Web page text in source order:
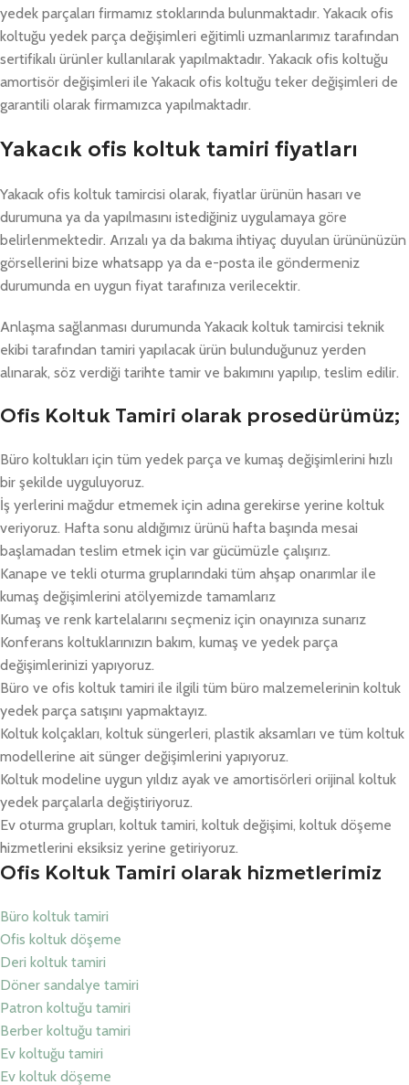
yedek parçaları firmamız stoklarında bulunmaktadır. Yakacık ofis
koltuğu yedek parça değişimleri eğitimli uzmanlarımız tarafından
sertifikalı ürünler kullanılarak yapılmaktadır. Yakacık ofis koltuğu
amortisör değişimleri ile Yakacık ofis koltuğu teker değişimleri de
garantili olarak firmamızca yapılmaktadır.
Yakacık ofis koltuk tamiri fiyatları
Yakacık ofis koltuk tamircisi olarak, fiyatlar ürünün hasarı ve
durumuna ya da yapılmasını istediğiniz uygulamaya göre
belirlenmektedir. Arızalı ya da bakıma ihtiyaç duyulan ürününüzün
görsellerini bize whatsapp ya da e-posta ile göndermeniz
durumunda en uygun fiyat tarafınıza verilecektir.
Anlaşma sağlanması durumunda Yakacık koltuk tamircisi teknik
ekibi tarafından tamiri yapılacak ürün bulunduğunuz yerden
alınarak, söz verdiği tarihte tamir ve bakımını yapılıp, teslim edilir.
Ofis Koltuk Tamiri olarak prosedürümüz;
Büro koltukları için tüm yedek parça ve kumaş değişimlerini hızlı
bir şekilde uyguluyoruz.
İş yerlerini mağdur etmemek için adına gerekirse yerine koltuk
veriyoruz. Hafta sonu aldığımız ürünü hafta başında mesai
başlamadan teslim etmek için var gücümüzle çalışırız.
Kanape ve tekli oturma gruplarındaki tüm ahşap onarımlar ile
kumaş değişimlerini atölyemizde tamamlarız
Kumaş ve renk kartelalarını seçmeniz için onayınıza sunarız
Konferans koltuklarınızın bakım, kumaş ve yedek parça
değişimlerinizi yapıyoruz.
Büro ve ofis koltuk tamiri ile ilgili tüm büro malzemelerinin koltuk
yedek parça satışını yapmaktayız.
Koltuk kolçakları, koltuk süngerleri, plastik aksamları ve tüm koltuk
modellerine ait sünger değişimlerini yapıyoruz.
Koltuk modeline uygun yıldız ayak ve amortisörleri orijinal koltuk
yedek parçalarla değiştiriyoruz.
Ev oturma grupları, koltuk tamiri, koltuk değişimi, koltuk döşeme
hizmetlerini eksiksiz yerine getiriyoruz.
Ofis Koltuk Tamiri olarak hizmetlerimiz
Büro koltuk tamiri
Ofis koltuk döşeme
Deri koltuk tamiri
Döner sandalye tamiri
Patron koltuğu tamiri
Berber koltuğu tamiri
Ev koltuğu tamiri
Ev koltuk döşeme